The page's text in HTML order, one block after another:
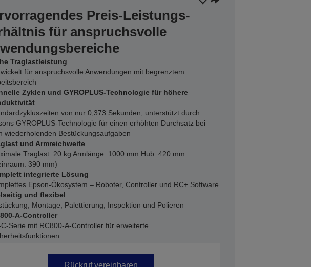
Preis-Leistungs-
für anspruchsvolle
Traglastleistung
für anspruchsvolle Anwendungen mit begrenztem
Zyklen und GYROPLUS-Technologie für höhere
von nur 0,373 Sekunden, unterstützt durch
GYROPLUS-Technologie für einen erhöhten Durchsatz bei
wiederholenden Bestückungsaufgaben
und Armreichweite
Traglast: 20 kg Armlänge: 1000 mm Hub: 420 mm
390 mm)
integrierte Lösung
Epson-Ökosystem – Roboter, Controller und RC+ Software
und flexibel
Montage, Palettierung, Inspektion und Polieren
A-Controller
Serie mit RC800‑A-Controller für erweiterte
Rückruf vereinbaren